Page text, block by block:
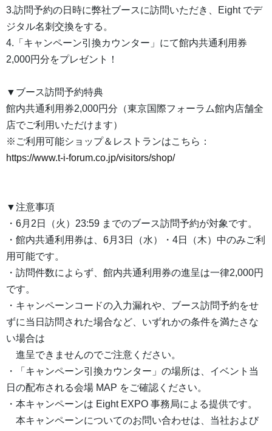
3.訪問予約の日時に弊社ブースに訪問いただき、Eight でデ
ジタル名刺交換をする。
4.「キャンペーン引換カウンター」にて館内共通利用券
2,000円分をプレゼント！
▼ブース訪問予約特典
館内共通利用券2,000円分（東京国際フォーラム館内店舗全
店でご利用いただけます）
※ご利用可能ショップ＆レストランはこちら：
https://www.t-i-forum.co.jp/visitors/shop/
▼注意事項
・6月2日（火）23:59 までのブース訪問予約が対象です。
・館内共通利用券は、6月3日（水）・4日（木）中のみご利
用可能です。
・訪問件数によらず、館内共通利用券の進呈は一律2,000円
です。
・キャンペーンコードの入力漏れや、ブース訪問予約をせ
ずに当日訪問された場合など、いずれかの条件を満たさな
い場合は
進呈できませんのでご注意ください。
・「キャンペーン引換カウンター」の場所は、イベント当
日の配布される会場 MAP をご確認ください。
・本キャンペーンは Eight EXPO 事務局による提供です。
本キャンペーンについてのお問い合わせは、当社および